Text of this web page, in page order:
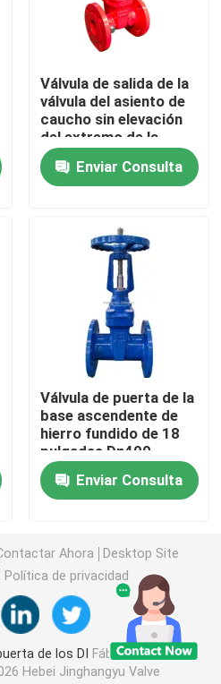
DI
resistente
levantamiento del tronco
de gusano
de la extensión
Válvula de salida de la
válvula del asiento de
caucho sin elevación
del extremo de la
brida de hierro.
Enviar Consulta
Válvula de puerta de la
base ascendente de
hierro fundido de 18
pulgadas Dn400
Enviar Consulta
Ahora
Desktop Site
Política de privacidad
de los DI
Fábrica De
Hebei Jinghangyu Valve